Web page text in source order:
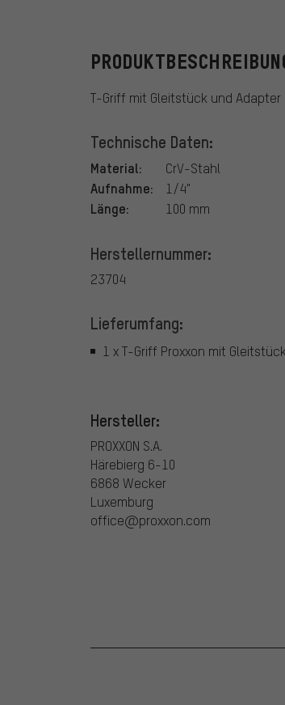
T-Griff mit Gleitstück und
Technische Daten:
Material: CrV-Stahl
Aufnahme: 1/4"
Länge: 100 mm
Herstellernummer:
23704
Lieferumfang:
1 x T-Griff Proxxon mit Gleitstück
Hersteller:
PROXXON S.A.
Härebierg 6-10
6868 Wecker
Luxemburg
office@proxxon.com